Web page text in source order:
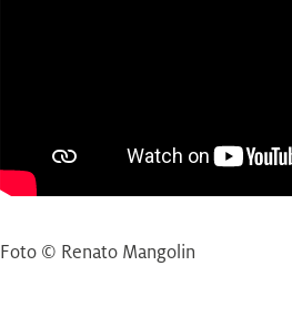
Foto © Renato Mangolin